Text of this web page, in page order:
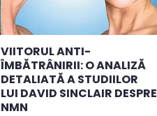
VIITORUL ANTI-
ÎMBĂTRÂNIRII: O ANALIZĂ
DETALIATĂ A STUDIILOR
LUI DAVID SINCLAIR DESPRE
NMN